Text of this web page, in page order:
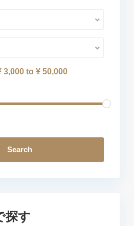
3,000 to ¥ 50,000
Search
探す